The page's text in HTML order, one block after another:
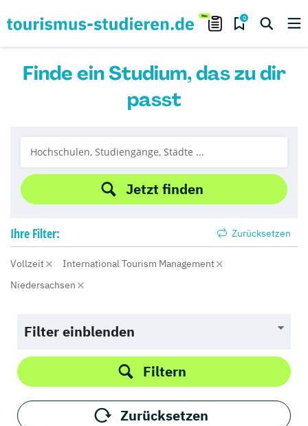
0
Finde ein Studium, das zu dir
passt
Jetzt finden
Ihre Filter: Zurücksetzen
Vollzeit
International Tourism Management
Niedersachsen
Filter einblenden
Filtern
Zurücksetzen